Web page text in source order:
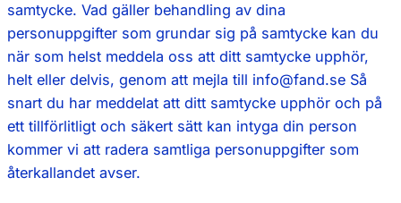
samtycke. Vad gäller behandling av dina
personuppgifter som grundar sig på samtycke kan du
när som helst meddela oss att ditt samtycke upphör,
helt eller delvis, genom att mejla till info@fand.se Så
snart du har meddelat att ditt samtycke upphör och på
ett tillförlitligt och säkert sätt kan intyga din person
kommer vi att radera samtliga personuppgifter som
återkallandet avser.